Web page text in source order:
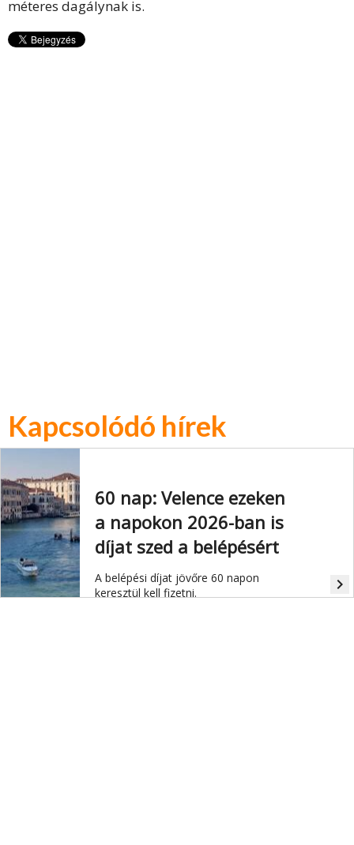
méteres dagálynak is.
Kapcsolódó hírek
60 nap: Velence ezeken
a napokon 2026-ban is
díjat szed a belépésért
A belépési díjat jövőre 60 napon
keresztül kell fizetni.
navigate_next